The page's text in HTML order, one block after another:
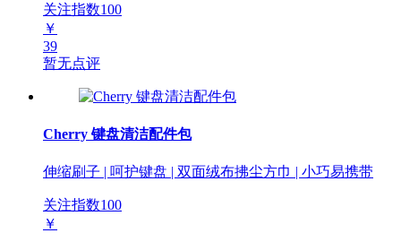
关注指数100
￥
39
暂无点评
Cherry 键盘清洁配件包
伸缩刷子 | 呵护键盘 | 双面绒布拂尘方巾 | 小巧易携带
关注指数100
￥